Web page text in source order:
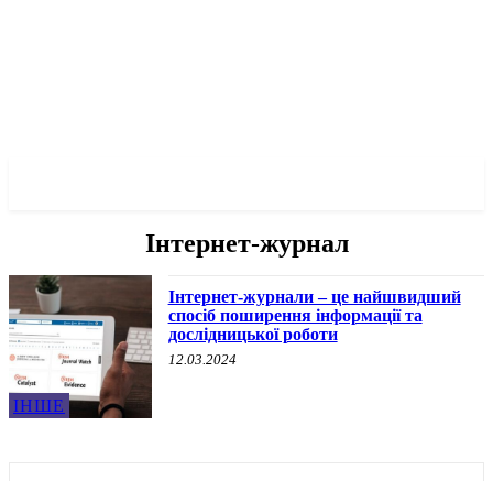
Інтернет-журнал
ІНШЕ
Інтернет-журнали – це найшвидший
спосіб поширення інформації та
дослідницької роботи
12.03.2024